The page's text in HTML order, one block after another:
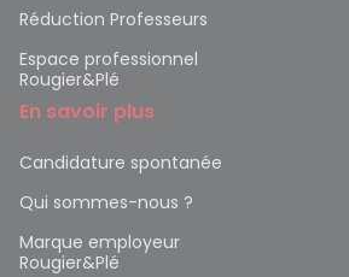
Réduction Professeurs
Espace professionnel
Rougier&Plé
En savoir plus
Candidature spontanée
Qui sommes-nous ?
Marque employeur
Rougier&Plé